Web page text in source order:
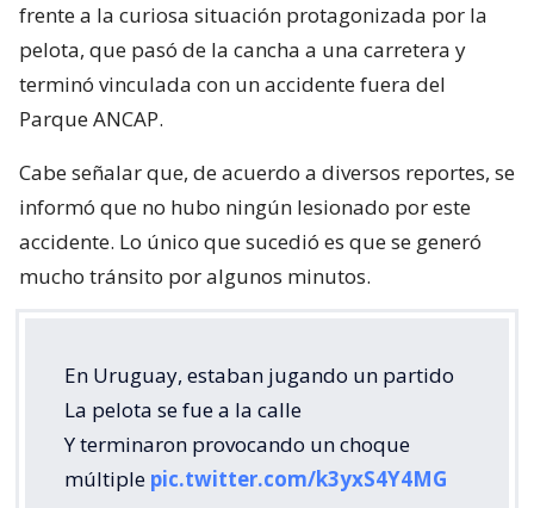
frente a la curiosa situación protagonizada por la
pelota, que pasó de la cancha a una carretera y
terminó vinculada con un accidente fuera del
Parque ANCAP.
Cabe señalar que, de acuerdo a diversos reportes, se
informó que no hubo ningún lesionado por este
accidente. Lo único que sucedió es que se generó
mucho tránsito por algunos minutos.
En Uruguay, estaban jugando un partido
La pelota se fue a la calle
Y terminaron provocando un choque
múltiple pic.twitter.com/k3yxS4Y4MG